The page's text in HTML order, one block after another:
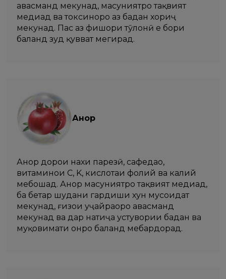
ҳавасманд мекунад, масуниятро тақвият
медиҳад ва токсинҳоро аз бадан хориҷ
мекунад. Пас аз фишори тӯлонӣ е бори
баланд зуд қувват мегирад.
Анор
Анор дорои нахи парҳезӣ, сафедаҳо,
витаминҳои C, K, кислотаи фолий ва калий
мебошад. Анор масуниятро тақвият медиҳад,
ба беҳтар шудани гардиши хун мусоидат
мекунад, ғизои ҳуҷайраҳоро ҳавасманд
мекунад ва дар натиҷа устувории бадан ва
муқовимати онро баланд мебардорад.